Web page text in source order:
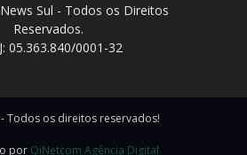
Sul - Todos os Direitos
Reservados.
05.363.840/0001-32
Todos os direitos reservados!
por QiNetcom Agência Digital